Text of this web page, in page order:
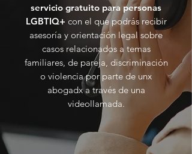
servicio gratuito para personas
LGBTIQ+ con el que podrás recibir
asesoría y orientación legal sobre
casos relacionados a temas
familiares, de pareja, discriminación
o violencia por parte de unx
abogadx a través de una
videollamada.